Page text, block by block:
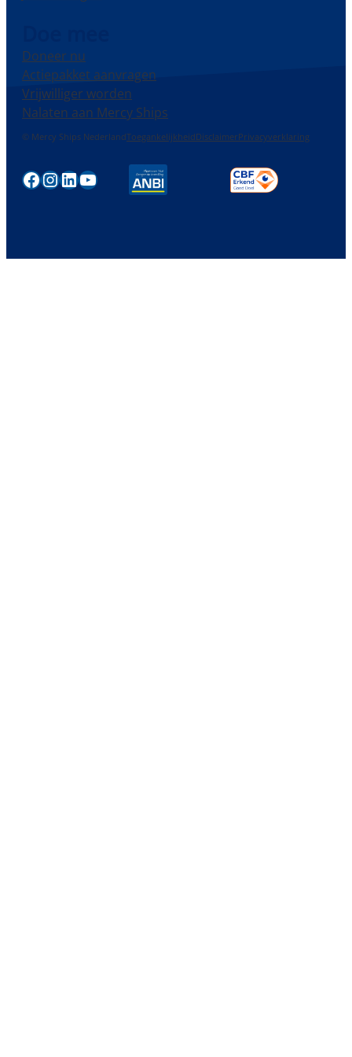
Doneer nu
Actiepakket aanvragen
Vrijwilliger worden
Nalaten aan Mercy Ships
© Mercy Ships NederlandToegankelijkheidDisclaimerPrivacyverklaring
Facebook
Instagram
LinkedIn
YouTube